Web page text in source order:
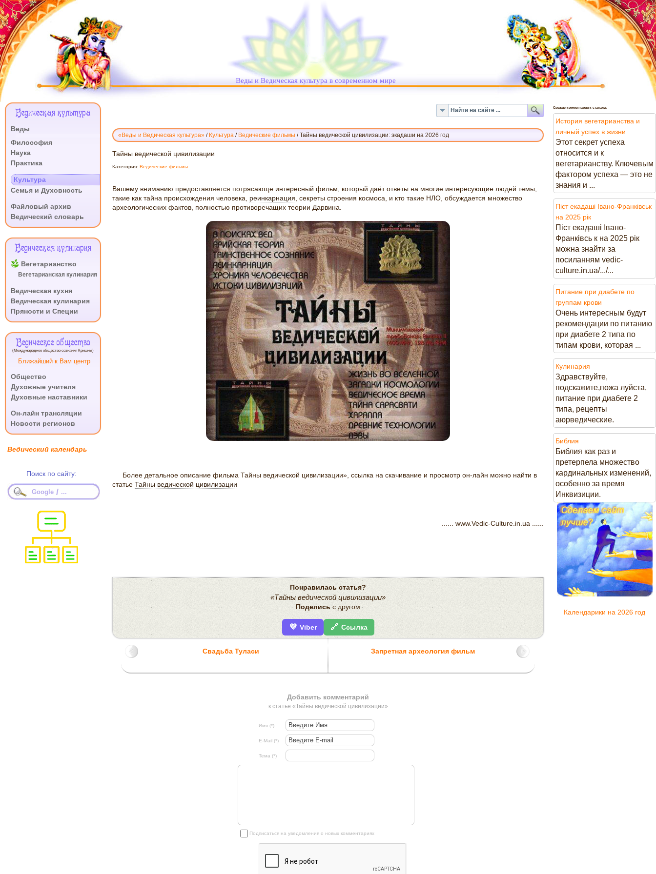
Веды и Ведическая культура в современном мире
«Веды и Ведическая культура» / Культура / Ведические фильмы /Тайны ведической цивилизации: экадаши на 2026 год
ТАЙНЫ
ВЕДИЧЕСКОЙ
Тайны ведической цивилизации
Категория: Ведические фильмы
Вашему вниманию предоставляется потрясающе интересный фильм, который даёт ответы на многие интересующие людей темы,
такие как тайна происхождения человека, реинкарнация , секреты строения космоса, и кто такие НЛО, обсуждается множество
археологических фактов, полностью противоречащих теории Дарвина.
Более детальное описание фильма Тайны ведической цивилизации», ссылка на скачивание и просмотр он-лайн можно найти в
статье Тайны ведической цивилизации
...... www.Vedic-Culture.in.ua ......
Понравилась статья?
«Тайны ведической цивилизации»
Поделись с другом
💜 Viber 🔗 Ссылка
Свадьба Туласи Запретная археология фильм
Добавить комментарий
к статье «Тайны ведической цивилизации»
Имя (*)
E-Mail (*)
Тема (*)
Подписаться на уведомления о новых комментариях
Меню
Ведическая культура
Веды
Философия
Наука
Практика
Культура
Семья и Духовность
Файловый архив
Ведический словарь
Ведическая кулинария
Вегетарианство
Вегетарианская кулинария
Ведическая кухня
Ведическая кулинария
Пряности и Специи
Ведическое общество
(Международное общество сознания Кришны)
Ближайший к Вам центр
Общество
Духовные учителя
Духовные наставники
Он-лайн трансляции
Новости регионов
Ведический календарь
Поиск по сайту:
Google / ...
Свежие комментарии к статьям:
История вегетарианства и
личный успех в жизни
Этот секрет успеха
относится и к
вегетарианству. Ключевым
фактором успеха — это не
знания и ...
Піст екадаші Івано-Франківськ
на 2025 рік
Піст екадаші Івано-
Франківсь к на 2025 рік
можна знайти за
посиланням vedic-
culture.in.ua/.../...
Питание при диабете по
группам крови
Очень интересным будут
рекомендации по питанию
при диабете 2 типа по
типам крови, которая ...
Кулинария
Здравствуйте,
подскажите,пожа луйста,
питание при диабете 2
типа, рецепты
аюрведические.
Библия
Библия как раз и
претерпела множество
кардинальных изменений,
особенно за время
Инквизиции.
Календарики на 2026 год